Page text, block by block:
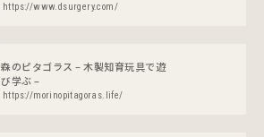
https://www.dsurgery.com/
森のピタゴラス – 木製知育玩具で遊
び学ぶ –
https://morinopitagoras.life/